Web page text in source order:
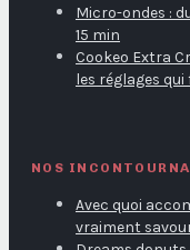
Micro-ondes :
15 min
Cookeo Extra
les réglages
NOS
Avec quoi
vraiment